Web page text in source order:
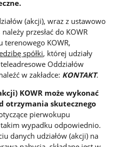
(akcji), wraz z ustawowo
przesłać do KOWR
terenowego KOWR,
spółki, której udziały
Oddziałów
w zakładce: KONTAKT.
KOWR może wykonać
otrzymania skutecznego
pierwokupu
wypadku odpowiednio.
danych udziałów (akcji) na